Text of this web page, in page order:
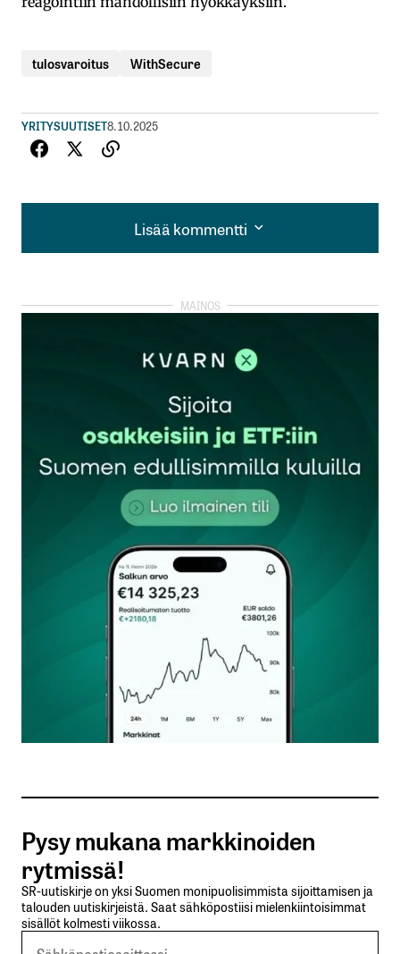
tulosvaroitus WithSecure
YRITYSUUTISET8.10.2025
Lisää kommentti
Lisää kommentti
kirjautua
rekisteröityä
Sähköpostiosoitettasi ei julkaista.Pakolliset
kentät on merkitty*
Kommentti*
Nimesi tai nimimerkkisi
Sähköpostiosoitteesi
Tilaa SalkunRakentajan uutiskirje
Lähetä kommentti
Pysy mukana markkinoiden
rytmissä!
SR-uutiskirje on yksi Suomen monipuolisimmista sijoittamisen ja
talouden uutiskirjeistä. Saat sähköpostiisi mielenkiintoisimmat
sisällöt kolmesti viikossa.